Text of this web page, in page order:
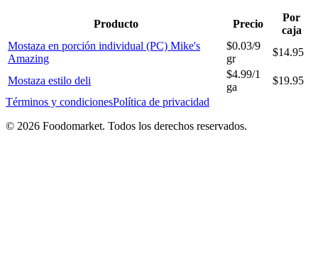
Producto Precio
Por
caja
Mostaza en porción individual (PC) Mike's
Amazing
$0.03/9
gr
$14.95
Mostaza estilo deli
$4.99/1
ga
$19.95
Términos y condicionesPolítica de privacidad
© 2026 Foodomarket. Todos los derechos reservados.